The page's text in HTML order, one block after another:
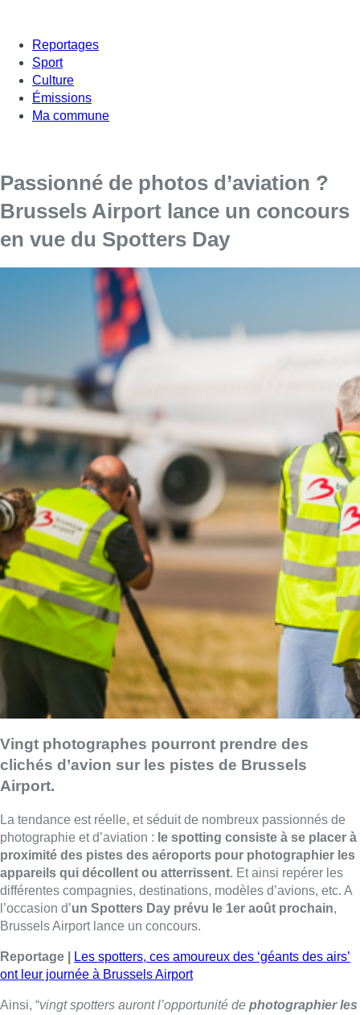
Reportages
Sport
Culture
Émissions
Ma commune
Passionné de photos d’aviation ?
Brussels Airport lance un concours
en vue du Spotters Day
Vingt photographes pourront prendre des
clichés d’avion sur les pistes de Brussels
Airport.
La tendance est réelle, et séduit de nombreux passionnés de
photographie et d’aviation : le spotting consiste à se placer à
proximité des pistes des aéroports pour photographier les
appareils qui décollent ou atterrissent. Et ainsi repérer les
différentes compagnies, destinations, modèles d’avions, etc. A
l’occasion d’un Spotters Day prévu le 1er août prochain,
Brussels Airport lance un concours.
Reportage |
Les spotters, ces amoureux des ‘géants des airs’
ont leur journée à Brussels Airport
Ainsi, “vingt spotters auront l’opportunité de photographier les